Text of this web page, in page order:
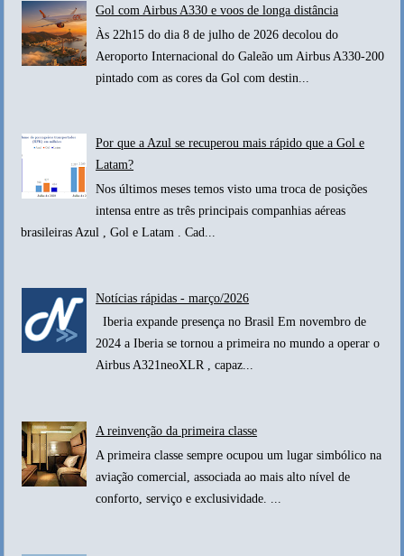
Gol com Airbus A330 e voos de longa distância
Às 22h15 do dia 8 de julho de 2026 decolou do
Aeroporto Internacional do Galeão um Airbus A330-200
pintado com as cores da Gol com destin...
Por que a Azul se recuperou mais rápido que a Gol e
Latam?
Nos últimos meses temos visto uma troca de posições
intensa entre as três principais companhias aéreas
brasileiras Azul , Gol e Latam . Cad...
Notícias rápidas - março/2026
Iberia expande presença no Brasil Em novembro de
2024 a Iberia se tornou a primeira no mundo a operar o
Airbus A321neoXLR , capaz...
A reinvenção da primeira classe
A primeira classe sempre ocupou um lugar simbólico na
aviação comercial, associada ao mais alto nível de
conforto, serviço e exclusividade. ...